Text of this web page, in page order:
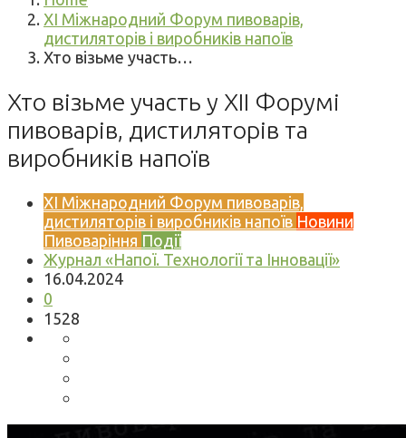
XI Міжнародний Форум пивоварів,
дистиляторів і виробників напоїв
Хто візьме участь…
Хто візьме участь у XII Форумі
пивоварів, дистиляторів та
виробників напоїв
XI Міжнародний Форум пивоварів,
дистиляторів і виробників напоїв Новини
Пивоваріння Події
Журнал «Напої. Технології та Інновації»
16.04.2024
0
1528